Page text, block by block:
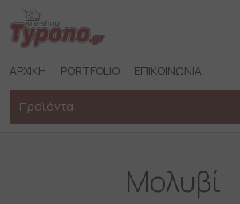
Skip
to
content
ΑΡΧΙΚΗ PORTFOLIO ΕΠΙΚΟΙΝΩΝΙΑ
Προϊόντα
Mολυβί